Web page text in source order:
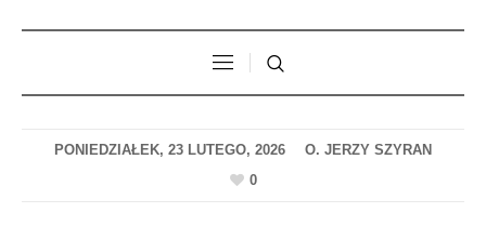
PONIEDZIAŁEK, 23 LUTEGO, 2026
0